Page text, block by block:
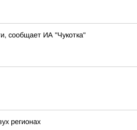
сообщает ИА "Чукотка"
регионах